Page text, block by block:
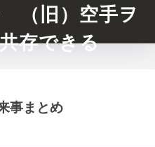
（旧）空手ヲ
存できる
事まとめ